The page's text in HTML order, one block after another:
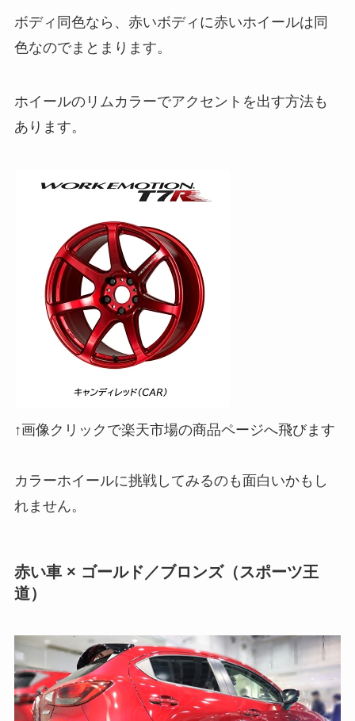
ボディ同色なら、赤いボディに赤いホイールは同
色なのでまとまります。
ホイールのリムカラーでアクセントを出す方法も
あります。
↑画像クリックで楽天市場の商品ページへ飛びます
カラーホイールに挑戦してみるのも面白いかもし
れません。
赤い車 × ゴールド／ブロンズ（スポーツ王
道）